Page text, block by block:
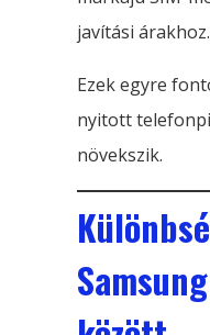
javítási árakhoz.
Ezek egyre
nyitott
növekszik.